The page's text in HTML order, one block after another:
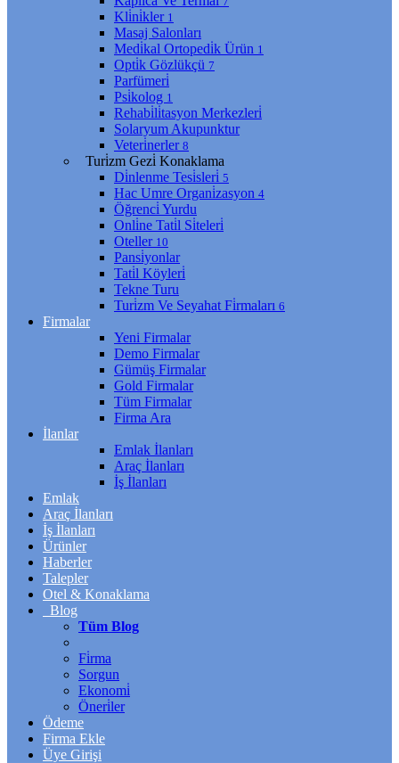
Kli̇ni̇kler 1
Masaj Salonları
Medi̇kal Ortopedi̇k Ürün 1
Opti̇k Gözlükçü 7
Parfümeri̇
Psi̇kolog 1
Rehabi̇li̇tasyon Merkezleri̇
Solaryum Akupunktur
Veteri̇nerler 8
Turi̇zm Gezi̇ Konaklama
Di̇nlenme Tesi̇sleri̇ 5
Hac Umre Organi̇zasyon 4
Öğrenci̇ Yurdu
Onli̇ne Tati̇l Si̇teleri̇
Oteller 10
Pansi̇yonlar
Tati̇l Köyleri̇
Tekne Turu
Turi̇zm Ve Seyahat Fi̇rmaları 6
Firmalar
Yeni Firmalar
Demo Firmalar
Gümüş Firmalar
Gold Firmalar
Tüm Firmalar
Firma Ara
İlanlar
Emlak İlanları
Araç İlanları
İş İlanları
Emlak
Araç İlanları
İş İlanları
Ürünler
Haberler
Talepler
Otel & Konaklama
Blog
Tüm Blog
Fi̇rma
Sorgun
Ekonomi̇
Öneri̇ler
Ödeme
Firma Ekle
Üye Girişi